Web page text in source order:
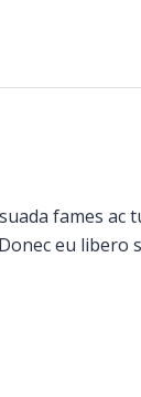
fames ac
eu libero